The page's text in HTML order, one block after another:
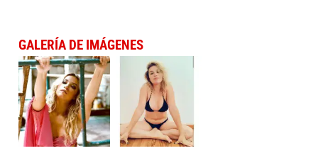
GALERÍA DE IMÁGENES